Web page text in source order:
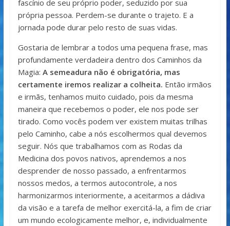
fascínio de seu próprio poder, seduzido por sua
própria pessoa. Perdem-se durante o trajeto. E a
jornada pode durar pelo resto de suas vidas.
Gostaria de lembrar a todos uma pequena frase, mas
profundamente verdadeira dentro dos Caminhos da
Magia: A semeadura não é obrigatória, mas
certamente iremos realizar a colheita. Então irmãos
e irmãs, tenhamos muito cuidado, pois da mesma
maneira que recebemos o poder, ele nos pode ser
tirado. Como vocês podem ver existem muitas trilhas
pelo Caminho, cabe a nós escolhermos qual devemos
seguir. Nós que trabalhamos com as Rodas da
Medicina dos povos nativos, aprendemos a nos
desprender de nosso passado, a enfrentarmos
nossos medos, a termos autocontrole, a nos
harmonizarmos interiormente, a aceitarmos a dádiva
da visão e a tarefa de melhor exercitá-la, a fim de criar
um mundo ecologicamente melhor, e, individualmente